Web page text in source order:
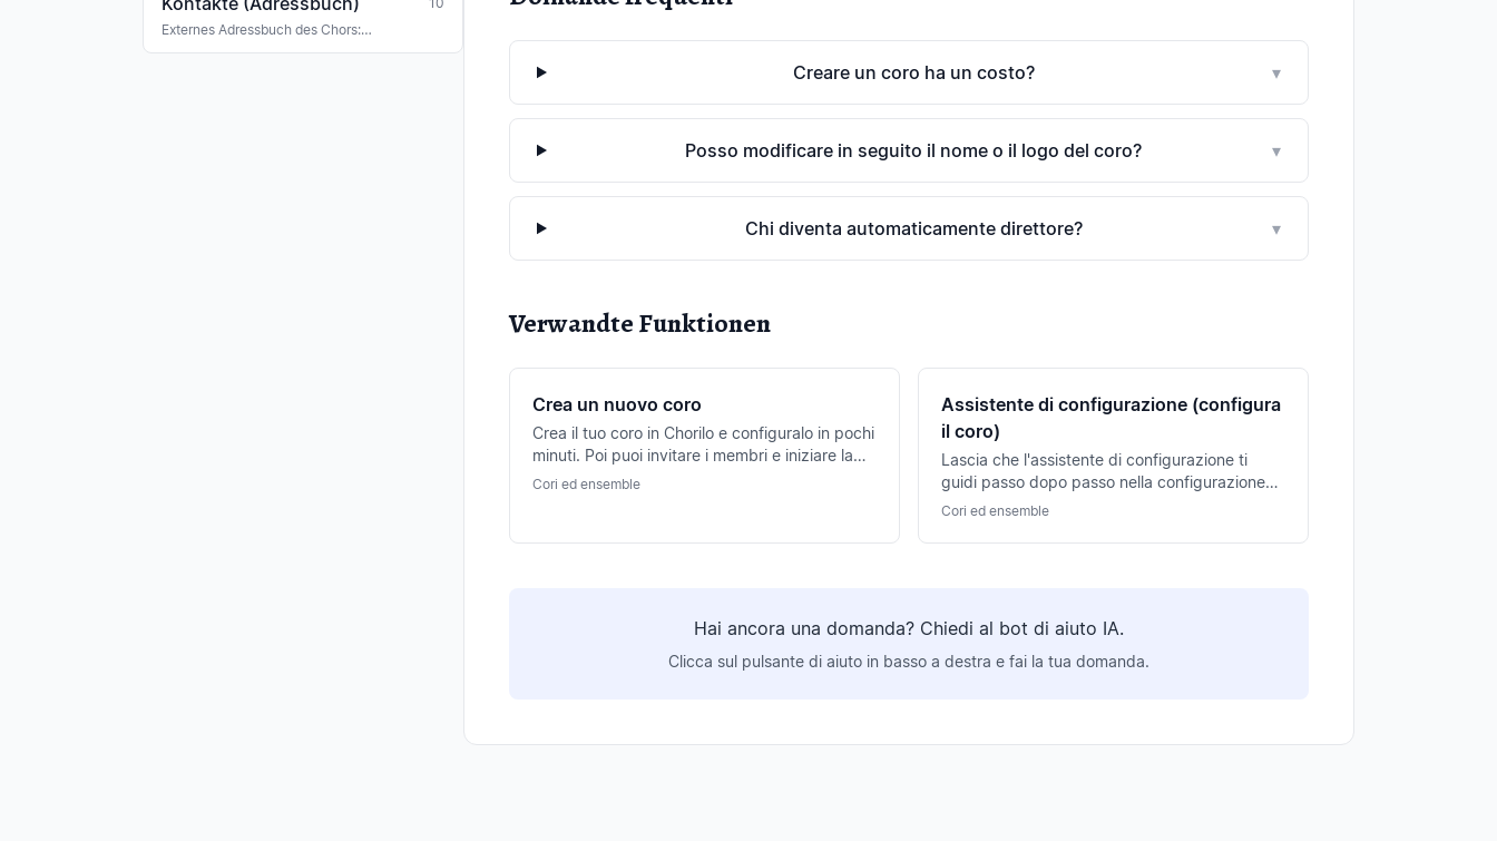
Externes Adressbuch des Chors:
Creare un coro ha un costo? ▾
Posso modificare in seguito il nome o il logo del coro? ▾
Chi diventa automaticamente direttore? ▾
Verwandte Funktionen
Crea un nuovo coro
Crea il tuo coro in Chorilo e configuralo in pochi
minuti. Poi puoi invitare i membri e iniziare la
pianificazione delle prove.
Cori ed ensemble
Assistente di configurazione (configura
il coro)
Lascia che l'assistente di configurazione ti
guidi passo dopo passo nella configurazione
del tuo coro — dalle voci ai membri fino alla
Cori ed ensemble
Hai ancora una domanda? Chiedi al bot di aiuto IA.
Clicca sul pulsante di aiuto in basso a destra e fai la tua domanda.